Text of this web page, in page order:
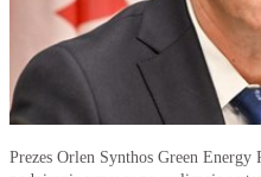
Prezes Orlen Synthos Green Energy